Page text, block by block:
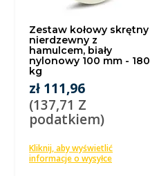
Zestaw kołowy skrętny
nierdzewny z
hamulcem, biały
nylonowy 100 mm - 180
kg
zł 111,96
(137,71 Z
podatkiem)
Kliknij, aby wyświetlić
informacje o wysyłce